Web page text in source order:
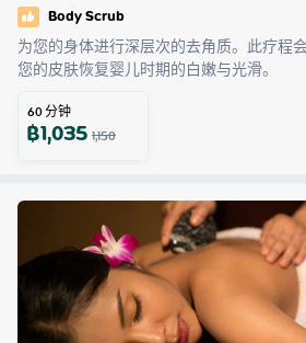
Body Scrub
为您的身体进行深层次的去角质。此疗程
您的皮肤恢复婴儿时期的白嫩与光滑。
60分钟
฿1,0351,150